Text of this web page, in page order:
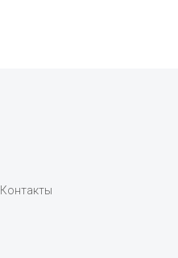
Контакты